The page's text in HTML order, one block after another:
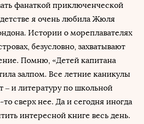
фанаткой приключенческой
я очень любила Жюля
Истории о мореплавателях
безусловно, захватывают
Помню, «Детей капитана
залпом. Все летние каникулы
– и литературу по школьной
сверх нее. Да и сегодня иногда
интересной книге весь день.